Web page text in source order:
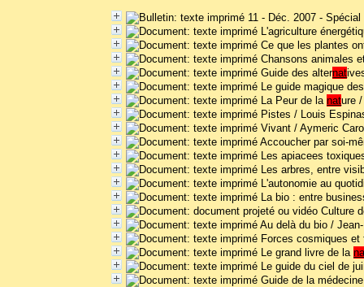
11 - Déc. 2007 -
L'agriculture
Ce que les plantes
Chansons animales
Guide des alternat
Le guide magique
La Peur de lanature /
Pistes / Louis
Vivant / Aymeric
Accoucher par soi-
Les apiacees
Les arbres, entre
L'autonomie au
La bio : entre
Culture
Au delà du bio /
Forces cosmiques
Le grand livre de la
Le guide du ciel de
Guide de la